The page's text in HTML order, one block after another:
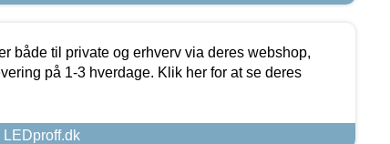
både til private og erhverv via deres webshop,
på 1-3 hverdage. Klik her for at se deres